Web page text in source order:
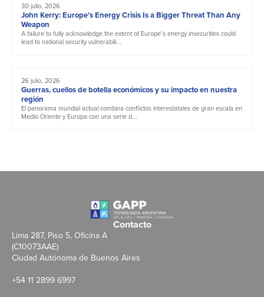
30 julio, 2026
John Kerry: Europe’s Energy Crisis Is a Bigger Threat Than Any
Weapon
A failure to fully acknowledge the extent of Europe’s energy insecurities could
lead to national security vulnerabili...
26 julio, 2026
Guerras, cuellos de botella económicos y su impacto en nuestra
región
El panorama mundial actual combina conflictos interestatales de gran escala en
Medio Oriente y Europa con una serie d...
Contacto
Lima 287, Piso 5, Oficina A
(C10073AAE)
Ciudad Autónoma de Buenos Aires
+54 11 2899 6997